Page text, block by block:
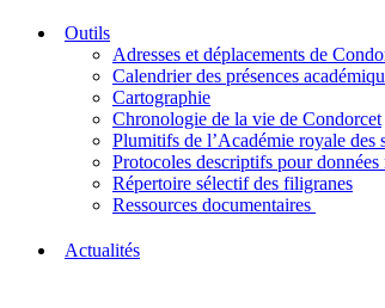
Outils
Adresses et déplacements de
Calendrier des présences
Cartographie
Chronologie de la vie de Condorcet
Plumitifs de l’Académie royale des
Protocoles descriptifs pour données
Répertoire sélectif des filigranes
Ressources documentaires
Actualités